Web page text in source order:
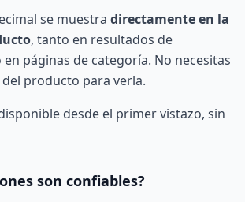
se muestra directamente en la
, tanto en resultados de
páginas de categoría. No necesitas
producto para verla.
desde el primer vistazo, sin
son confiables?